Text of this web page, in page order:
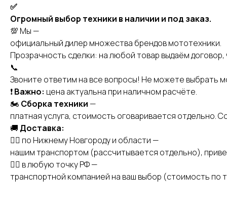
✅
Огромный выбор техники в наличии и под заказ.
💯 Мы —
официальный дилер множества брендов мототехники.
Прозрачность сделки: на любой товар выдаём договор,
📞
Звоните ответим на все вопросы! Не можете выбрать
❗️Важно: цена актуальна при наличном расчёте.
🏍 Сборка техники —
платная услуга, стоимость оговаривается отдельно.
🚚 Доставка:
👉🏻 по Нижнему Новгороду и области —
нашим транспортом (рассчитывается отдельно),
👉🏻 в любую точку РФ —
транспортной компанией на ваш выбор (стоимость по